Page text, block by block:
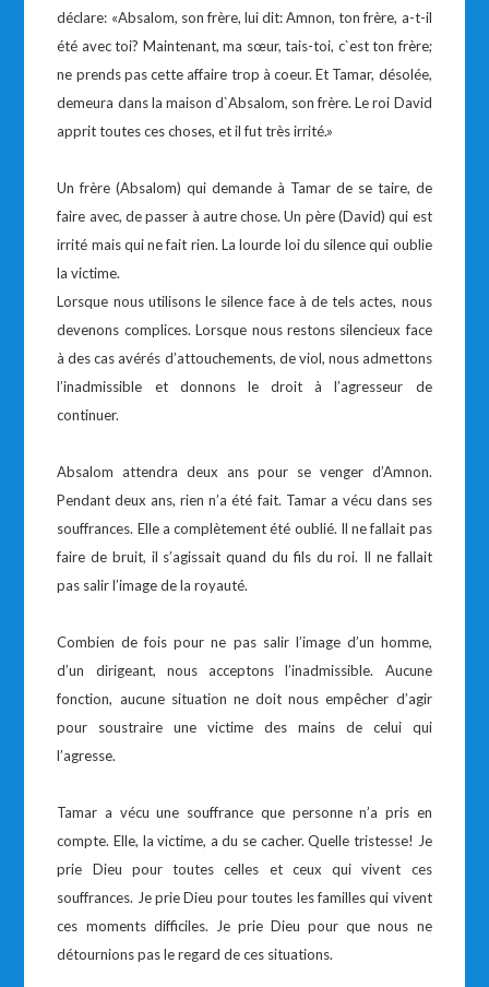
déclare: «Absalom, son frère, lui dit: Amnon, ton frère, a-t-il
été avec toi? Maintenant, ma sœur, tais-toi, c`est ton frère;
ne prends pas cette affaire trop à coeur. Et Tamar, désolée,
demeura dans la maison d`Absalom, son frère. Le roi David
apprit toutes ces choses, et il fut très irrité.»
Un frère (Absalom) qui demande à Tamar de se taire, de
faire avec, de passer à autre chose. Un père (David) qui est
irrité mais qui ne fait rien. La lourde loi du silence qui oublie
la victime.
Lorsque nous utilisons le silence face à de tels actes, nous
devenons complices. Lorsque nous restons silencieux face
à des cas avérés d’attouchements, de viol, nous admettons
l’inadmissible et donnons le droit à l’agresseur de
continuer.
Absalom attendra deux ans pour se venger d’Amnon.
Pendant deux ans, rien n’a été fait. Tamar a vécu dans ses
souffrances. Elle a complètement été oublié. Il ne fallait pas
faire de bruit, il s’agissait quand du fils du roi. Il ne fallait
pas salir l’image de la royauté.
Combien de fois pour ne pas salir l’image d’un homme,
d’un dirigeant, nous acceptons l’inadmissible. Aucune
fonction, aucune situation ne doit nous empêcher d’agir
pour soustraire une victime des mains de celui qui
l’agresse.
Tamar a vécu une souffrance que personne n’a pris en
compte. Elle, la victime, a du se cacher. Quelle tristesse! Je
prie Dieu pour toutes celles et ceux qui vivent ces
souffrances. Je prie Dieu pour toutes les familles qui vivent
ces moments difficiles. Je prie Dieu pour que nous ne
détournions pas le regard de ces situations.